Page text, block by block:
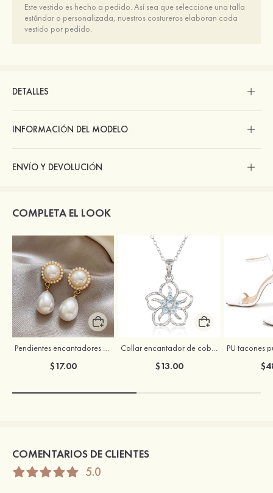
Este vestido es hecho a pedido. Así sea que seleccione una talla
estándar o personalizada, nuestros costureros elaboran cada
vestido por pedido.
DETALLES
INFORMACIÓN DEL MODELO
ENVÍO Y DEVOLUCIÓN
COMPLETA EL LOOK
Pendientes encantadores de aleación con perla para mujer
$17.00
Collar encantador de cobre con zirconio cúbico para novia
$13.00
COMENTARIOS DE CLIENTES
5.0